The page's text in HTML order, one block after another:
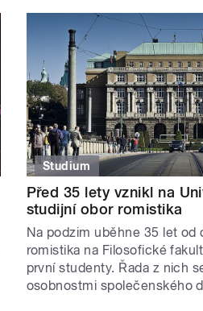
Studium
Před 35 lety vznikl na
studijní obor romistika
Na podzim uběhne 35 let od
romistika na Filosofické
první studenty. Řada z nich
osobnostmi společenského